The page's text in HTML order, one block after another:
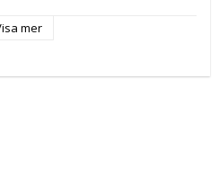
32 x 16 x 44 cm
mer